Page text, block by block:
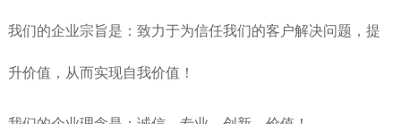
我们的企业宗旨是：致力于为信任我们的客户解决问题，提
升价值，从而实现自我价值！